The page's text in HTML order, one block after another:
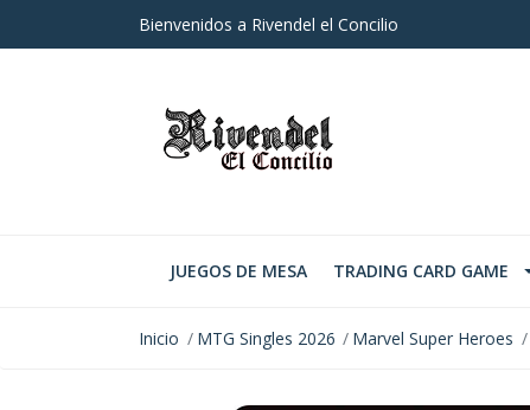
Bienvenidos a Rivendel el Concilio
JUEGOS DE MESA TRADING CARD GAME
Inicio MTG Singles 2026 Marvel Super Heroes